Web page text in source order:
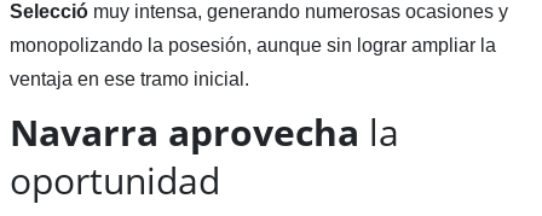
Selecciómuy intensa, generando numerosas ocasiones y
monopolizando la posesión, aunque sin lograr ampliar la
ventaja en ese tramo inicial.
Navarra aprovecha la
oportunidad